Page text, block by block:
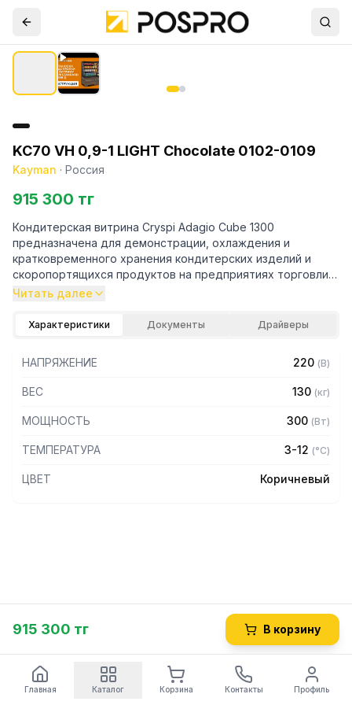
KC70 VH 0,9-1 LIGHT Chocolate 0102-0109
Kayman · Россия
915 300 тг
Кондитерская витрина Cryspi Adagio Cube 1300
предназначена для демонстрации, охлаждения и
кратковременного хранения кондитерских изделий и
скоропортящихся продуктов на предприятиях торговли и
общественного питания.
Модель оснащена закаленным остеклением с
оцинкованной стали, верхняя фронтальная панель - из
ЛДСП, нижняя фронтальная панель - из металла.
Читать далее
Характеристики Документы Драйверы
НАПРЯЖЕНИЕ 220 (В)
ВЕС 130 (кг)
МОЩНОСТЬ 300 (Вт)
ТЕМПЕРАТУРА 3-12 (°C)
ЦВЕТ Коричневый
915 300 тг В корзину
Главная Каталог Корзина Контакты Профиль